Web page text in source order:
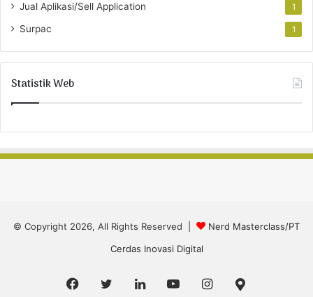
Jual Aplikasi/Sell Application 1
Surpac 1
Statistik Web
© Copyright 2026, All Rights Reserved |
Nerd Masterclass/PT
Cerdas Inovasi Digital
Facebook
TwitterLinkedInYouTubeInstagram